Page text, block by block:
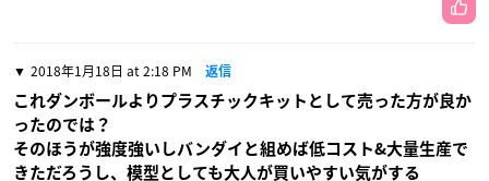
2018年1月18日 at 2:18 PM 返信
これダンボールよりプラスチックキットとして売った方が良か
ったのでは？
そのほうが強度強いしバンダイと組めば低コスト&大量生産で
きただろうし、模型としても大人が買いやすい気がする